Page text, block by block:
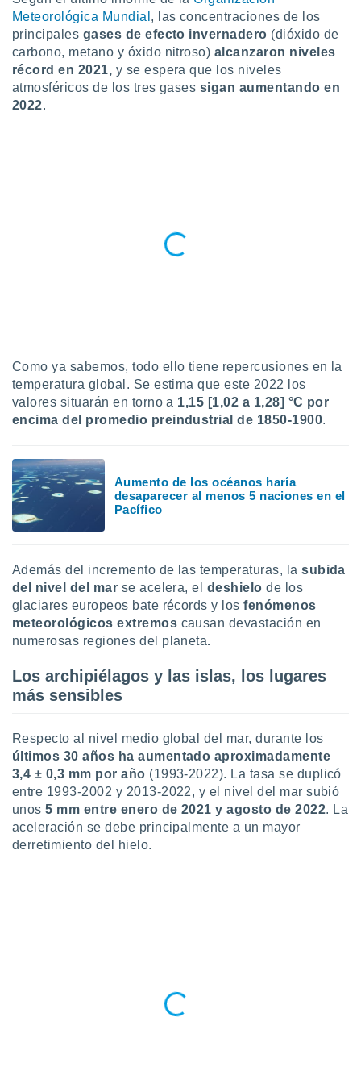
en
más
nuestra
y
sitio
En
que
sean
el sitio
se
para
ni para
o
aunque
no
acceder a
web a
únicos
Meteorológica Mundial , las concentraciones de los
principales gases de efecto invernadero (dióxido de
carbono, metano y óxido nitroso) alcanzaron niveles
récord en 2021, y se espera que los niveles
atmosféricos de los tres gases sigan aumentando en
2022.
Como ya sabemos, todo ello tiene repercusiones en la
temperatura global. Se estima que este 2022 los
valores situarán en torno a 1,15 [1,02 a 1,28] °C por
encima del promedio preindustrial de 1850-1900.
Aumento de los océanos haría
desaparecer al menos 5 naciones en el
Pacífico
Además del incremento de las temperaturas, lasubida
del nivel del mar se acelera, el deshielo de los
glaciares europeos bate récords y losfenómenos
meteorológicos extremos causan devastación en
numerosas regiones del planeta.
Los archipiélagos y las islas, los lugares
más sensibles
Respecto al nivel medio global del mar, durante los
últimos 30 años ha aumentado aproximadamente
3,4 ± 0,3 mm por año (1993-2022). La tasa se duplicó
entre 1993-2002 y 2013-2022, y el nivel del mar subió
unos5 mm entre enero de 2021 y agosto de 2022. La
aceleración se debe principalmente a un mayor
derretimiento del hielo.